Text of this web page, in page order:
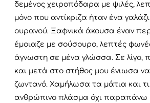
δεμένος χειροπόδαρα με ψιλές,
μόνο που αντίκριζα ήταν ένα
ουρανού. Ξαφνικά άκουσα έναν
έμοιαζε με σούσουρο, λεπτές
άγνωστη σε μένα γλώσσα. Σε λίγο,
και μετά στο στήθος μου ένιωσα να
ζωντανό. Χαμήλωσα τα μάτια και
ανθρώπινο πλάσμα όχι παραπάνω